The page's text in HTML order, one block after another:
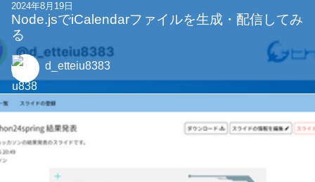
2024年8月19日
Node.jsでiCalendarファイルを生成・配信してみ
る
d_etteiu8383